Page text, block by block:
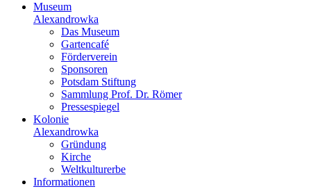
Museum
Alexandrowka
Das Museum
Gartencafé
Förderverein
Sponsoren
Potsdam Stiftung
Sammlung Prof. Dr. Römer
Pressespiegel
Kolonie
Alexandrowka
Gründung
Kirche
Weltkulturerbe
Informationen